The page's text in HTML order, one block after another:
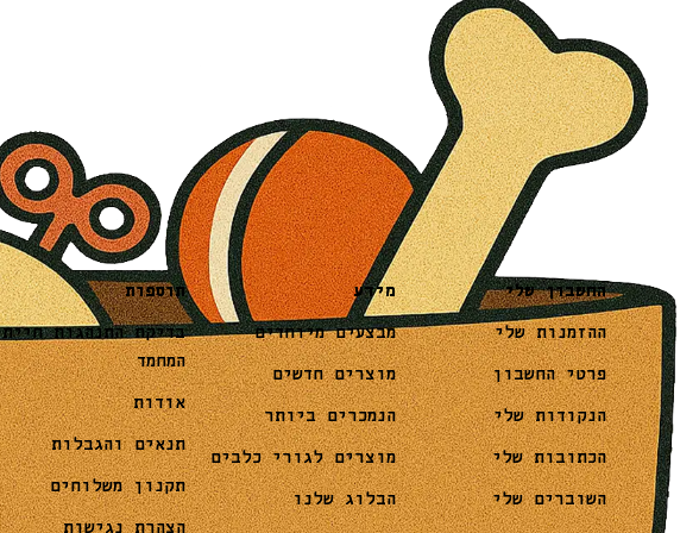
החשבון שלי
ההזמנות שלי
פרטי החשבון
הנקודות שלי
הכתובות שלי
השוברים שלי
מידע
מבצעים מיוחדים
מוצרים חדשים
הנמכרים ביותר
מוצרים לגורי כלבים
הבלוג שלנו
תוספות
בדיקת התנהגות חיית
המחמד
אודות
תנאים והגבלות
תקנון משלוחים
הצהרת נגישות